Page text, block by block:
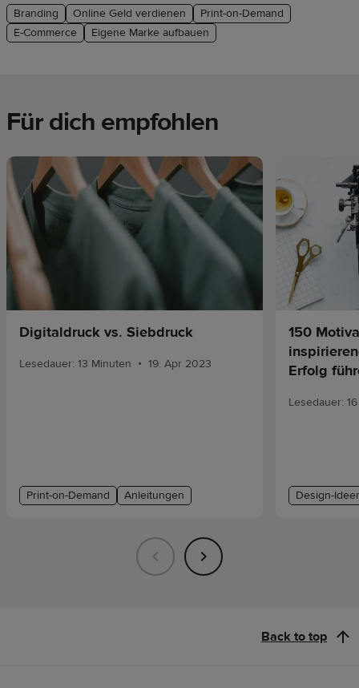
Branding Online Geld verdienen
Print-on-Demand
E-Commerce
Eigene Marke aufbauen
Für dich empfohlen
Digitaldruck vs. Siebdruck
Lesedauer: 13 Minuten • 19. Apr 2023
Print-on-Demand Anleitungen
150
Erfolg
Lesedauer:
Design-
Back to top